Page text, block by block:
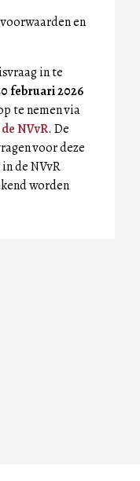
en
in te
februari 2026
te nemen via
NVvR. De
voor deze
de NVvR
worden